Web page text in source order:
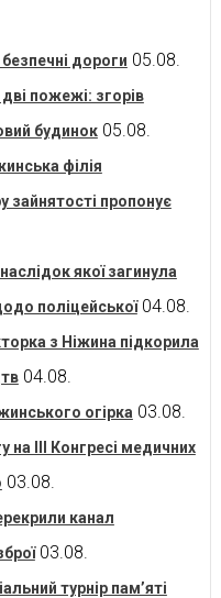
дороги 05.08.
пожежі: згорів
будинок 05.08.
філія
зайнятості пропонує
якої загинула
поліцейської 04.08.
з Ніжина підкорила
04.08.
огірка 03.08.
ІІІ Конгресі медичних
03.08.
канал
03.08.
турнір пам’яті